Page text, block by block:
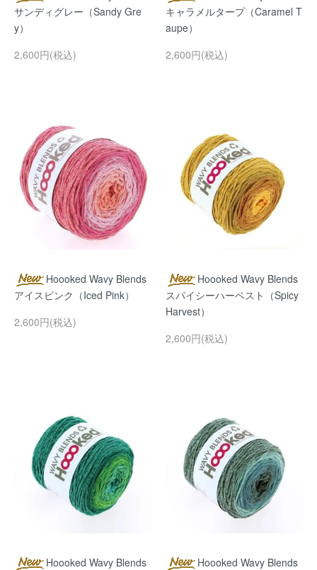
サンディグレー（Sandy Gre
y）
2,600円(税込)
キャラメルタープ（Caramel T
aupe）
2,600円(税込)
Hoooked Wavy Blends
アイスピンク（Iced Pink）
2,600円(税込)
Hoooked Wavy Blends
スパイシーハーベスト（Spicy
Harvest）
2,600円(税込)
Hoooked Wavy Blends
Hoooked Wavy Blends